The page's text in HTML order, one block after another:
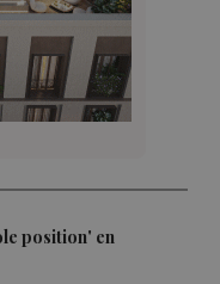
position' en